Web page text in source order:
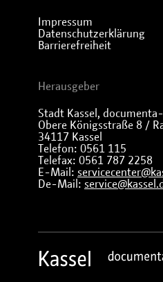
Impressum
Datenschutzerklärung
Barrierefreiheit
Herausgeber
Stadt Kassel,
Obere Königsstraße 8 /
34117 Kassel
Telefon: 0561 115
Telefax: 0561 787 2258
E-Mail:
De-Mail: